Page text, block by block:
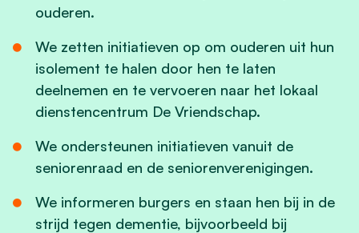
ouderen.
We zetten initiatieven op om ouderen uit hun
isolement te halen door hen te laten
deelnemen en te vervoeren naar het lokaal
dienstencentrum De Vriendschap.
We ondersteunen initiatieven vanuit de
seniorenraad en de seniorenverenigingen.
We informeren burgers en staan hen bij in de
strijd tegen dementie, bijvoorbeeld bij